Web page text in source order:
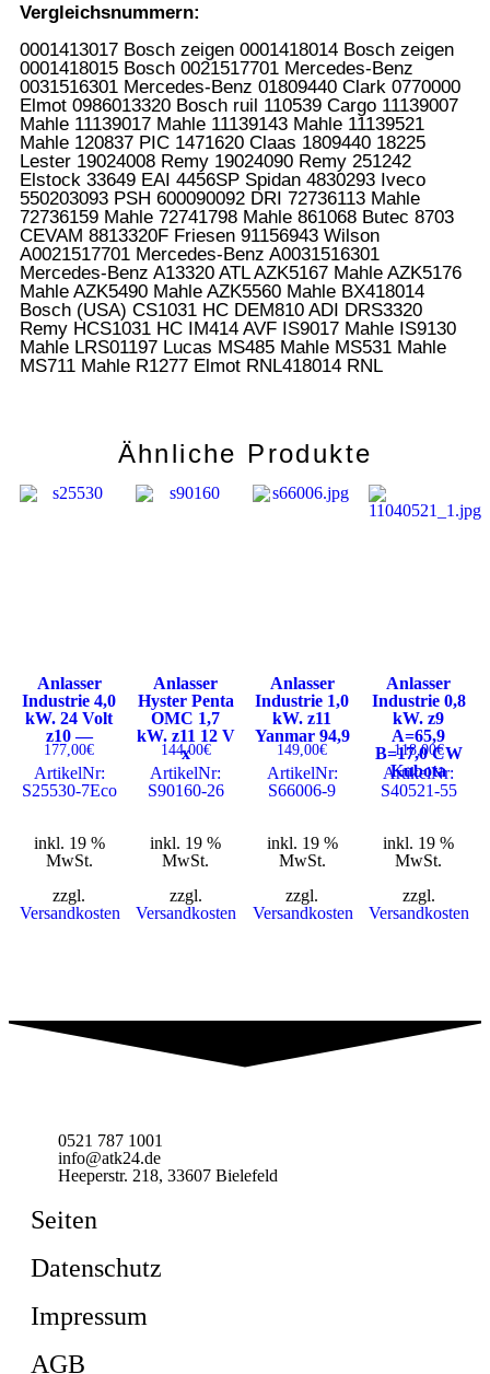
Vergleichsnummern:
0001413017 Bosch zeigen 0001418014 Bosch zeigen
0001418015 Bosch 0021517701 Mercedes-Benz
0031516301 Mercedes-Benz 01809440 Clark 0770000
Elmot 0986013320 Bosch ruil 110539 Cargo 11139007
Mahle 11139017 Mahle 11139143 Mahle 11139521
Mahle 120837 PIC 1471620 Claas 1809440 18225
Lester 19024008 Remy 19024090 Remy 251242
Elstock 33649 EAI 4456SP Spidan 4830293 Iveco
550203093 PSH 600090092 DRI 72736113 Mahle
72736159 Mahle 72741798 Mahle 861068 Butec 8703
CEVAM 8813320F Friesen 91156943 Wilson
A0021517701 Mercedes-Benz A0031516301
Mercedes-Benz A13320 ATL AZK5167 Mahle AZK5176
Mahle AZK5490 Mahle AZK5560 Mahle BX418014
Bosch (USA) CS1031 HC DEM810 ADI DRS3320
Remy HCS1031 HC IM414 AVF IS9017 Mahle IS9130
Mahle LRS01197 Lucas MS485 Mahle MS531 Mahle
MS711 Mahle R1277 Elmot RNL418014 RNL
Ähnliche Produkte
Anlasser
Industrie 4,0
kW. 24 Volt
z10 —
177,00€
ArtikelNr:
S25530-7Eco
inkl. 19 %
MwSt.
zzgl.
Versandkosten
Anlasser
Hyster Penta
OMC 1,7
kW. z11 12 V
x
144,00€
ArtikelNr:
S90160-26
inkl. 19 %
MwSt.
zzgl.
Versandkosten
Anlasser
Industrie 1,0
kW. z11
Yanmar 94,9
149,00€
ArtikelNr:
S66006-9
inkl. 19 %
MwSt.
zzgl.
Versandkosten
Anlasser
Industrie 0,8
kW. z9
A=65,9
B=17,0 CW
Kubota
118,00€
ArtikelNr:
S40521-55
inkl. 19 %
MwSt.
zzgl.
Versandkosten
0521 787 1001
info@atk24.de
Heeperstr. 218, 33607 Bielefeld
Seiten
Datenschutz
Impressum
AGB